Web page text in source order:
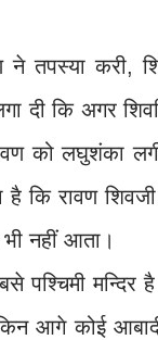
तपस्या करी,
दी कि अगर
को लघुशंका
है कि रावण
नहीं आता।
पश्चिमी मन्दिर
आगे कोई